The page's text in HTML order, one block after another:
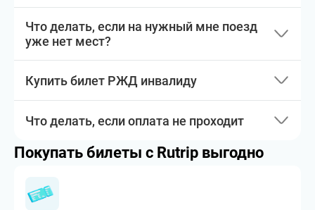
Что делать, если на нужный мне поезд
уже нет мест?
Купить билет РЖД инвалиду
Что делать, если оплата не проходит
Покупать билеты с Rutrip выгодно